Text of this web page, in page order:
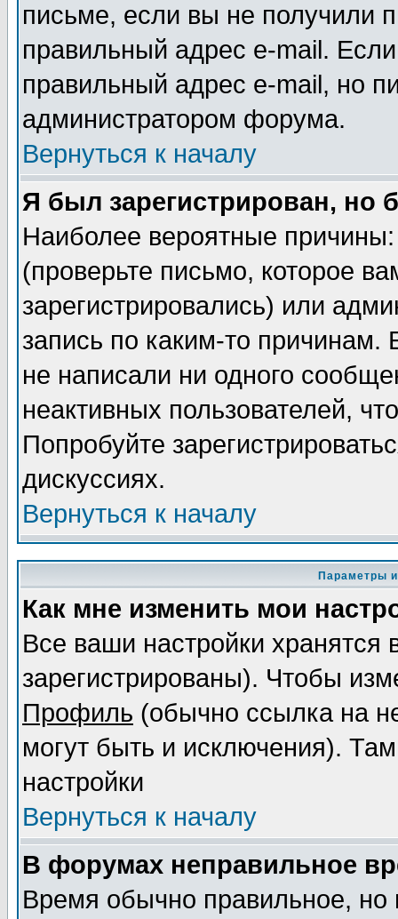
письме, если вы не получили
правильный адрес e-mail.
правильный адрес e-mail, но
администратором форума.
Вернуться к началу
Я был зарегистрирован, но
Наиболее вероятные
(проверьте письмо, которое
зарегистрировались) или
запись по каким-то
не написали ни одного
неактивных пользователей,
Попробуйте
дискуссиях.
Вернуться к началу
Параметры
Как мне изменить мои
Все ваши настройки
зарегистрированы). Чтобы
Профиль (обычно ссылка на
могут быть и исключения).
настройки
Вернуться к началу
В форумах неправильное
Время обычно правильное,